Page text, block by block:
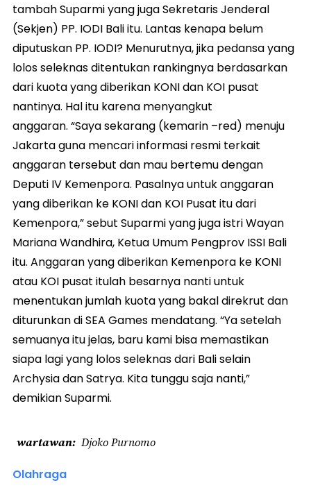
tambah Suparmi yang juga Sekretaris Jenderal
(Sekjen) PP. IODI Bali itu. Lantas kenapa belum
diputuskan PP. IODI? Menurutnya, jika pedansa yang
lolos seleknas ditentukan rankingnya berdasarkan
dari kuota yang diberikan KONI dan KOI pusat
nantinya. Hal itu karena menyangkut
anggaran. “Saya sekarang (kemarin –red) menuju
Jakarta guna mencari informasi resmi terkait
anggaran tersebut dan mau bertemu dengan
Deputi IV Kemenpora. Pasalnya untuk anggaran
yang diberikan ke KONI dan KOI Pusat itu dari
Kemenpora,” sebut Suparmi yang juga istri Wayan
Mariana Wandhira, Ketua Umum Pengprov ISSI Bali
itu. Anggaran yang diberikan Kemenpora ke KONI
atau KOI pusat itulah besarnya nanti untuk
menentukan jumlah kuota yang bakal direkrut dan
diturunkan di SEA Games mendatang. “Ya setelah
semuanya itu jelas, baru kami bisa memastikan
siapa lagi yang lolos seleknas dari Bali selain
Archysia dan Satrya. Kita tunggu saja nanti,”
demikian Suparmi.
wartawan Djoko Purnomo
Olahraga